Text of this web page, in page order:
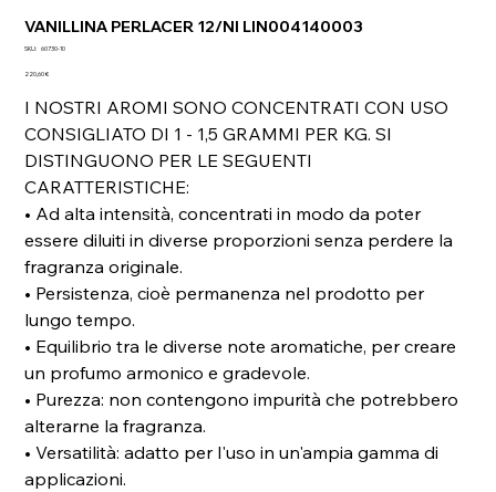
VANILLINA PERLACER 12/NI LIN004140003
SKU:
SKU
10
60730-10
Prezzo
220,60 €
I NOSTRI AROMI SONO CONCENTRATI CON USO
CONSIGLIATO DI 1 - 1,5 GRAMMI PER KG. SI
DISTINGUONO PER LE SEGUENTI
CARATTERISTICHE:
• Ad alta intensità, concentrati in modo da poter
essere diluiti in diverse proporzioni senza perdere la
fragranza originale.
• Persistenza, cioè permanenza nel prodotto per
lungo tempo.
• Equilibrio tra le diverse note aromatiche, per creare
un profumo armonico e gradevole.
• Purezza: non contengono impurità che potrebbero
alterarne la fragranza.
• Versatilità: adatto per l'uso in un'ampia gamma di
applicazioni.